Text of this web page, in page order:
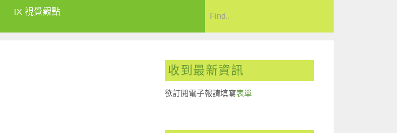
IX 視覺觀點
收到最新資訊
欲訂閱電子報請填寫表單